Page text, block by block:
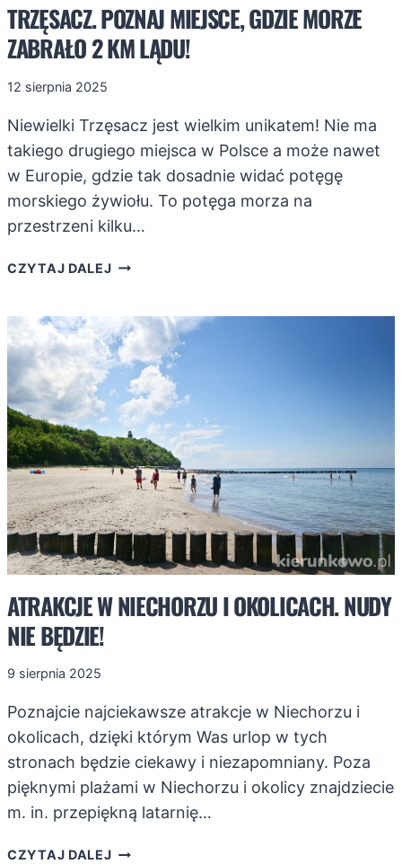
TRZĘSACZ. POZNAJ MIEJSCE, GDZIE MORZE
ZABRAŁO 2 KM LĄDU!
12 sierpnia 2025
Niewielki Trzęsacz jest wielkim unikatem! Nie ma
takiego drugiego miejsca w Polsce a może nawet
w Europie, gdzie tak dosadnie widać potęgę
morskiego żywiołu. To potęga morza na
przestrzeni kilku…
CZYTAJ DALEJTRZĘSACZ.
GDZIE
MORZE
ZABRAŁO
2
KM
LĄDU!
ATRAKCJE W NIECHORZU I OKOLICACH. NUDY
NIE BĘDZIE!
9 sierpnia 2025
Poznajcie najciekawsze atrakcje w Niechorzu i
okolicach, dzięki którym Was urlop w tych
stronach będzie ciekawy i niezapomniany. Poza
pięknymi plażami w Niechorzu i okolicy znajdziecie
m. in. przepiękną latarnię…
CZYTAJ DALEJATRAKCJE